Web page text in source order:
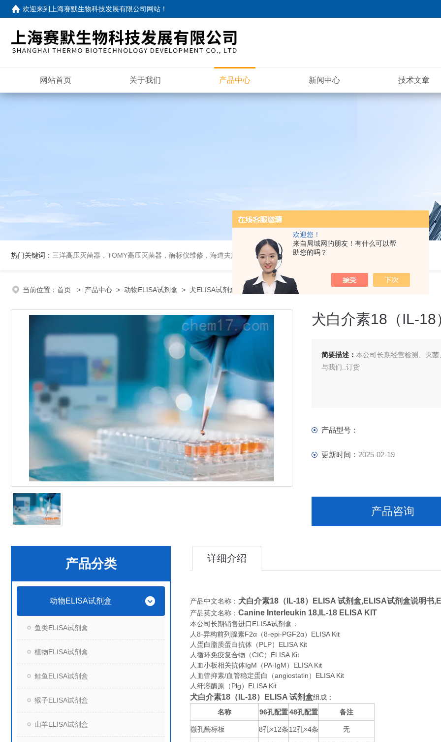
欢迎您！
来自局域网的朋友！有什么可以帮
助您的吗？
欢迎来到 上海赛默生物科技发展有限公司网站 ！
网站首页 关于我们 产品中心 新闻中心 技术文章
热门关键词： 三洋高压灭菌器，TOMY高压灭菌器，酶标仪维修，海道夫旋转蒸发仪
当前位置： 首页 > 产品中心 > 动物ELISA试剂盒 > 犬ELISA试剂盒 > 犬白介素18（IL-18）ELISA 试剂盒
犬白介素18（IL-18
简要描述：本公司长期经营检测、灭
与我们..订货
产品型号：
更新时间： 2025-02-19
产品咨询
产品分类
动物ELISA试剂盒
鱼类ELISA试剂盒
植物ELISA试剂盒
鲑鱼ELISA试剂盒
猴子ELISA试剂盒
山羊ELISA试剂盒
详细介绍
产品中文名称： 犬白介素18（IL-18）ELISA 试剂盒,ELISA试剂盒说明书
产品英文名称： Canine Interleukin 18,IL-18 ELISA KIT
本公司长期销售进口ELISA试剂盒：
人8-异构前列腺素F2α（8-epi-PGF2α）ELISA Kit
人蛋白脂质蛋白抗体（PLP）ELISA Kit
人循环免疫复合物（CIC）ELISA Kit
人血小板相关抗体IgM（PA-IgM）ELISA Kit
人血管抑素/血管稳定蛋白（angiostatin）ELISA Kit
人纤溶酶原（Plg）ELISA Kit
犬白介素18（IL-18）ELISA 试剂盒组成：
名称
96孔配置 48孔配置 备注
微孔酶标板 8孔×12条 12孔×4条 无